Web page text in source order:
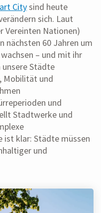
Citysind heute
sich. Laut
Vereinten Nationen)
nächsten 60 Jahren um
– und mit ihr
Städte
Mobilität und
und
Stadtwerke und
ist klar: Städte müssen
und